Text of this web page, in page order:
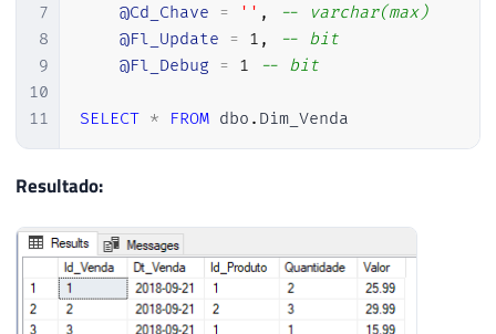
7
8
9
10
11
@Cd_Chave = '' ,
-- varchar(max)
@Fl_Update = 1 ,
-- bit
@Fl_Debug = 1 -- bit
SELECT * FROM dbo . Dim_Venda
Resultado: